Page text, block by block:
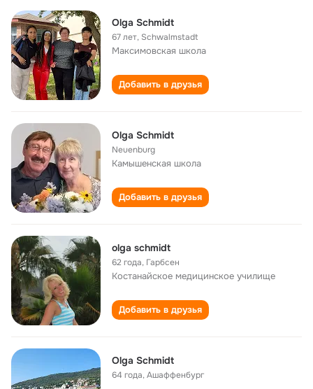
Olga Schmidt
67 лет, Schwalmstadt
Максимовская школа
Добавить в друзья
Olga Schmidt
Neuenburg
Камышенская школа
Добавить в друзья
olga schmidt
62 года, Гарбсен
Костанайское медицинское училище
Добавить в друзья
Olga Schmidt
64 года,Ашаффенбург